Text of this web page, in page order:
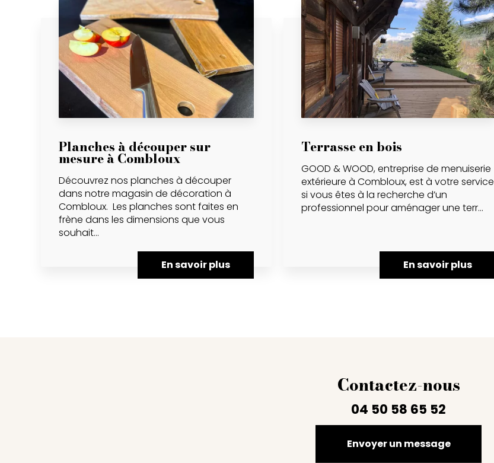
Planches à découper sur
mesure à Combloux
Découvrez nos planches à découper
dans notre magasin de décoration à
Combloux. Les planches sont faites en
frène dans les dimensions que vous
souhait...
En savoir plus
Terrasse en bois
GOOD & WOOD, entreprise de menuiserie
extérieure à Combloux, est à votre service
si vous êtes à la recherche d’un
professionnel pour aménager une terr...
En savoir plus
Contactez-nous
04 50 58 65 52
Envoyer un message